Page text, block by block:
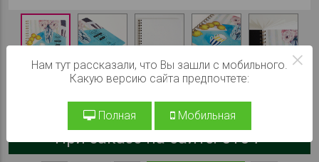
При заказе на сайте:515 ₽
×
Нам тут рассказали, что Вы зашли с мобильного.
Какую версию сайта предпочтете:
Полная Мобильная